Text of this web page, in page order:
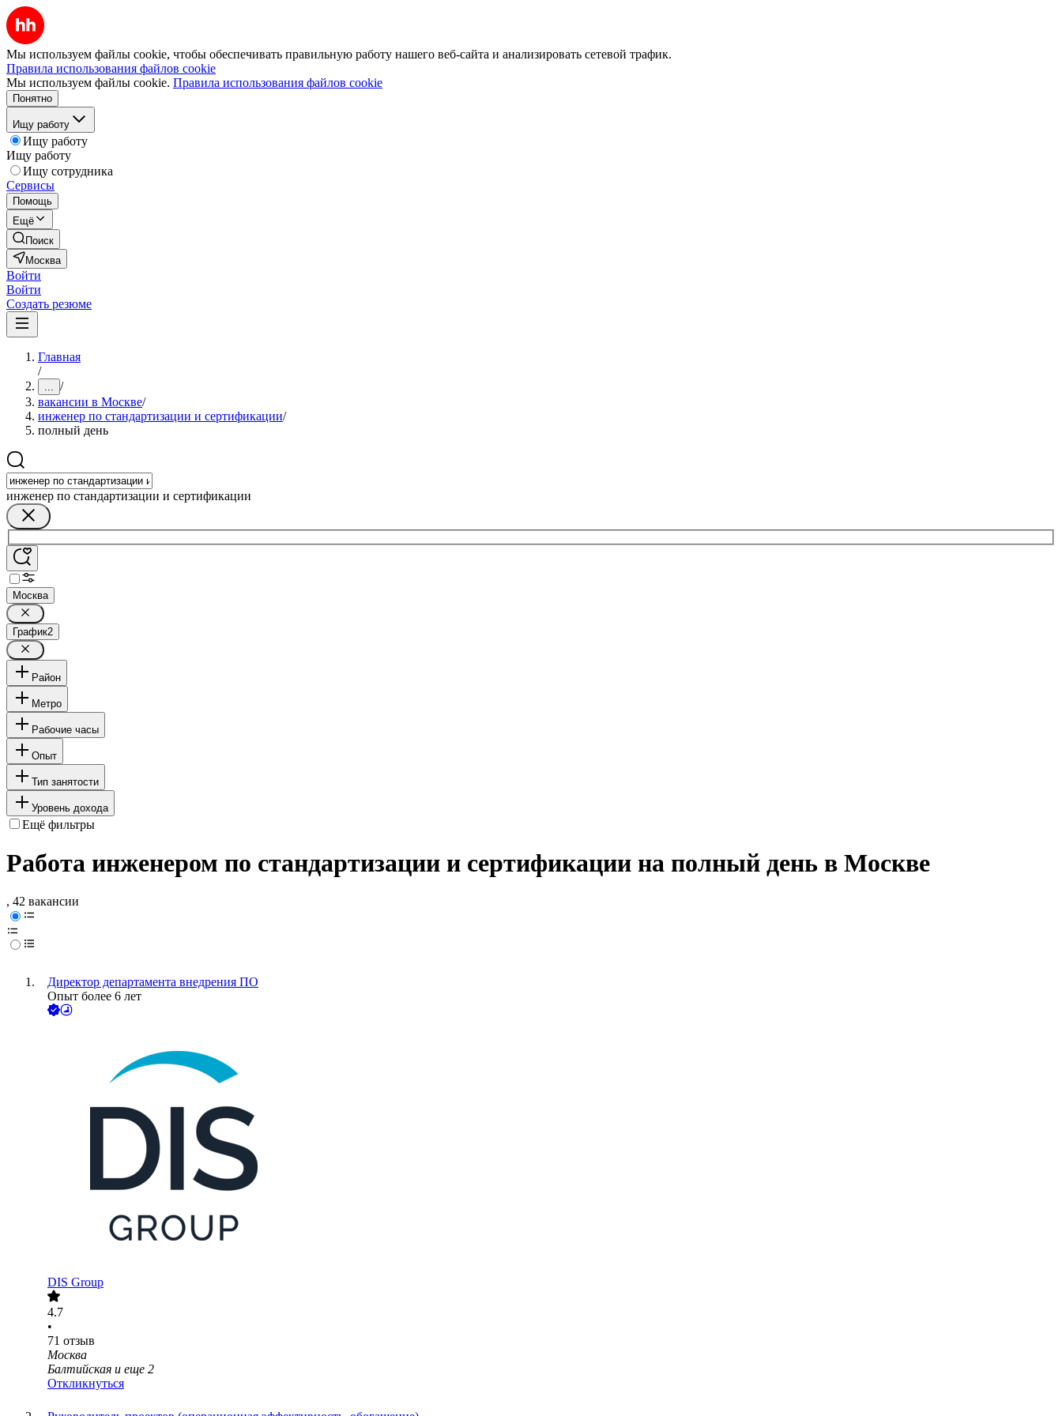
Мы используем файлы cookie, чтобы обеспечивать правильную работу нашего веб-сайта и анализировать сетевой трафик.
Правила использования файлов cookie
Мы используем файлы cookie. Правила использования файлов cookie
Понятно
Ищу работу
Ищу работу
Ищу работу
Ищу сотрудника
Сервисы
Помощь
Ещё
Поиск
Москва
Войти
Войти
Создать резюме
Главная
/
... /
вакансии в Москве/
инженер по стандартизации и сертификации/
полный день
инженер по стандартизации и сертификации
Москва
График2
Район
Метро
Рабочие часы
Опыт
Тип занятости
Уровень дохода
Ещё фильтры
Работа инженером по стандартизации и сертификации на полный день в Москве
, 42 вакансии
Директор департамента внедрения ПО
Опыт более 6 лет
DIS Group
4.7
•
71 отзыв
Москва
Балтийская и еще 2
Откликнуться